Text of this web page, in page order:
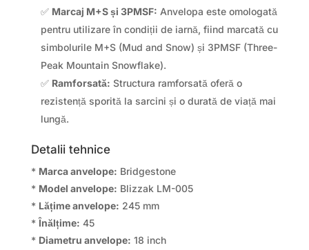
✅ Marcaj M+S și 3PMSF: Anvelopa este omologată
pentru utilizare în condiții de iarnă, fiind marcată cu
simbolurile M+S (Mud and Snow) și 3PMSF (Three-
Peak Mountain Snowflake).
✅ Ramforsată: Structura ramforsată oferă o
rezistență sporită la sarcini și o durată de viață mai
lungă.
Detalii tehnice
* Marca anvelope: Bridgestone
* Model anvelope: Blizzak LM-005
* Lățime anvelope: 245 mm
*Înălțime: 45
* Diametru anvelope: 18 inch